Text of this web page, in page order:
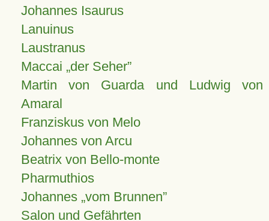
Johannes Isaurus
Lanuinus
Laustranus
Maccai „der Seher”
Martin von Guarda und Ludwig von
Amaral
Franziskus von Melo
Johannes von Arcu
Beatrix von Bello-monte
Pharmuthios
Johannes vom Brunnen
Salon und Gefährten